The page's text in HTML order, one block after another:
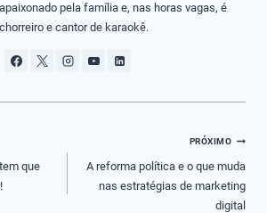
pela família e, nas horas vagas, é
e cantor de karaokê.
que
PRÓXIMO
A reforma política e o que muda
nas estratégias de marketing
digital